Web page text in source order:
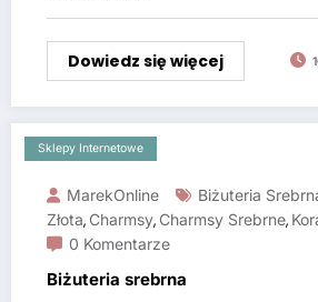
Dowiedz się więcej
Sklepy Internetowe
MarekOnline Biżuteria
Złota, Charmsy, Charmsy Srebrne,
0 Komentarze
Biżuteria srebrna